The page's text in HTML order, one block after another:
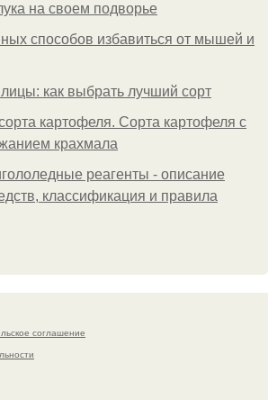
на своем подворье
способов избавиться от мышей и
как выбрать лучший сорт
картофеля. Сорта картофеля с
крахмала
реагенты - описание
классификация и правила
соглашение